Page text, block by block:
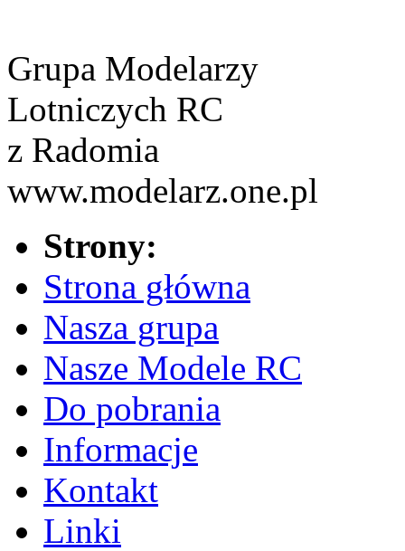
Grupa Modelarzy
Lotniczych RC
z Radomia
www.modelarz.one.pl
Strony:
Strona główna
Nasza grupa
Nasze Modele RC
Do pobrania
Informacje
Kontakt
Linki